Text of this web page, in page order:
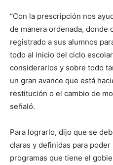
“Con la prescripción nos
de manera ordenada, donde
registrado a sus alumnos
todo al inicio del ciclo
considerarlos y sobre todo
un gran avance que está
restitución o el cambio de
señaló.
Para lograrlo, dijo que se
claras y definidas para
programas que tiene el